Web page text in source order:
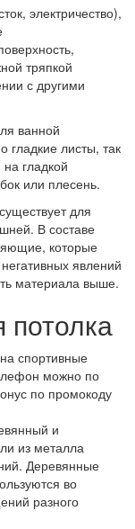
электричество),
тряпкой
с другими
ванной
гладкие листы, так
гладкой
или плесень.
для
В составе
которые
явлений
материала выше.
спортивные
можно по
по промокоду
и
из металла
Деревянные
во
разного